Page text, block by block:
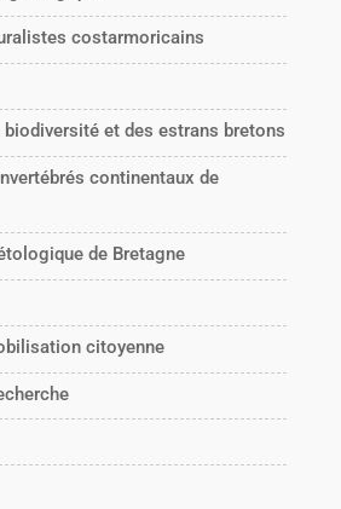
costarmoricains
biodiversité et des estrans bretons
continentaux de
de Bretagne
citoyenne